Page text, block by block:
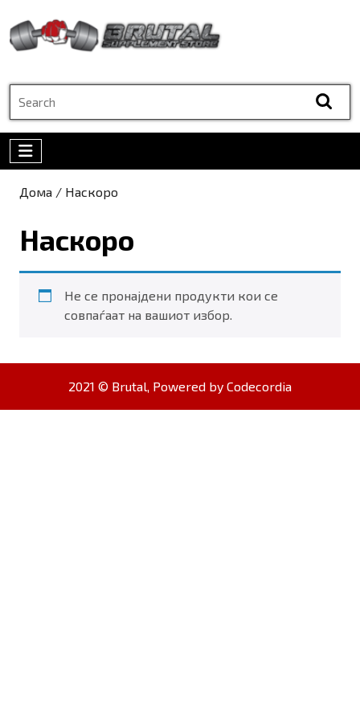
to
content
Menu
Дома / Наскоро
Наскоро
Не се пронајдени продукти кои се
совпаѓаат на вашиот избор.
2021 © Brutal, Powered by Codecordia